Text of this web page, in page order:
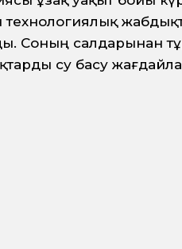
технологиялық
Соның
су басу